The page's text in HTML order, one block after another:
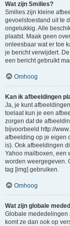
Wat zijn Smilies?
Smilies zijn kleine
gevoelstoestand uit te
ongelukkig. Alle
plaatst. Maak geen
onleesbaar wat er toe
je bericht verwijdert.
een bericht gebruikt
Omhoog
Kan ik afbeeldingen
Ja, je kunt
toelaat kun je een
zorgen dat de
bijvoorbeeld http://
afbeelding op je eigen
is). Ook afbeeldingen
Yahoo mailboxen, een
worden weergegeven.
tag [img] gebruiken.
Omhoog
Wat zijn globale
Globale mededelingen
komt ze dan ook op